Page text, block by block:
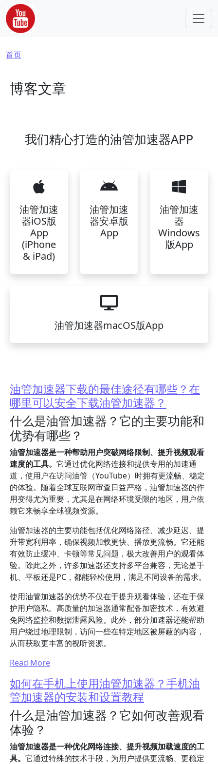
跳转到主要内容
面包屑
首页
博客文章
我们精心打造的油管加速器APP
油管加速
器iOS版
App
(iPhone
& iPad)
油管加速
器安卓版
App
油管加速
器
Windows
版App
油管加速器macOS版App
油管加速器下载的最佳途径有哪些？在
哪里可以安全下载油管加速器？
什么是油管加速器？它的主要功能和
优势有哪些？
油管加速器是一种帮助用户突破网络限制、提升视频观看
速度的工具。 它通过优化网络连接和提供专用的加速通
道，使用户在访问油管（YouTube）时拥有更流畅、稳定
的体验。随着全球互联网审查日益严格，油管加速器的作
用变得尤为重要，尤其是在网络环境受限的地区，用户依
赖它来畅享全球视频资源。
油管加速器的主要功能包括优化网络路径、减少延迟、提
升带宽利用率，确保视频加载更快、播放更流畅。它还能
有效防止缓冲、卡顿等常见问题，极大改善用户的观看体
验。除此之外，许多加速器还支持多平台兼容，无论是手
机、平板还是PC，都能轻松使用，满足不同设备的需求。
使用油管加速器的优势不仅在于提升观看体验，还在于保
护用户隐私。高质量的加速器通常配备加密技术，有效避
免网络监控和数据泄露风险。此外，部分加速器还能帮助
用户绕过地理限制，访问一些在特定地区被屏蔽的内容，
从而获取更丰富的视听资源。
Read More
如何在手机上使用油管加速器？手机油
管加速器的安装和设置教程
什么是油管加速器？它如何改善观看
体验？
油管加速器是一种优化网络连接、提升视频加载速度的工
具。 它通过特殊的技术手段，为用户提供更流畅、更稳定